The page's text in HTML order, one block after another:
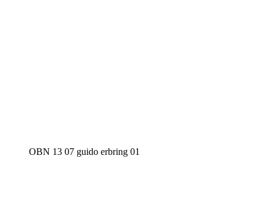
OBN 13 07 guido erbring 01